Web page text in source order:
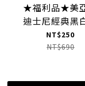
★福利品★美
迪士尼經典黑
列隔熱手套組(
輕微髒汙
NT$250
NT$690